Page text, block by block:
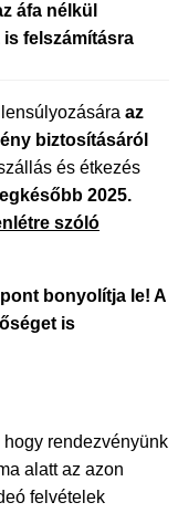
áfa nélkül
is felszámításra
az
biztosításáról
és étkezés
2025.
szóló
bonyolítja le! A
is
rendezvényünk
alatt az azon
felvételek